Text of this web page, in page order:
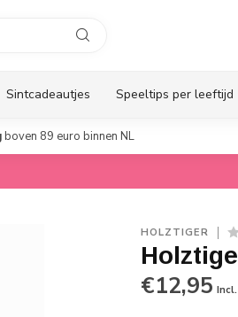
Sintcadeautjes Speeltips per leeftijd
boven 89 euro binnen NL
HOLZTIGER
€12,95